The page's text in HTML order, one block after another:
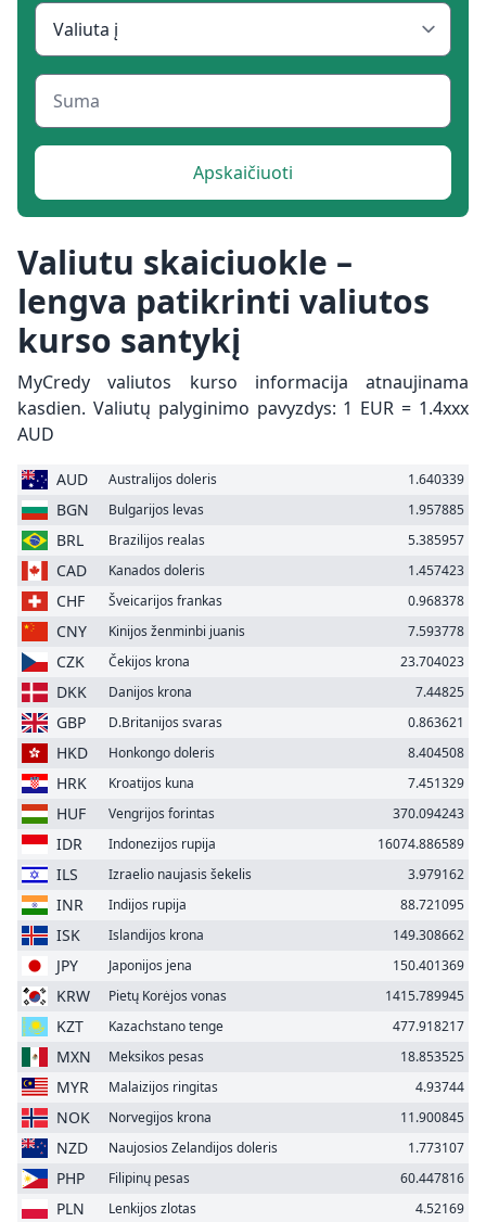
Apskaičiuoti
Valiutu skaiciuokle –
lengva patikrinti valiutos
kurso santykį
MyCredy valiutos kurso informacija atnaujinama
kasdien. Valiutų palyginimo pavyzdys: 1 EUR = 1.4xxx
AUD
AUD Australijos doleris 1.640339
BGN Bulgarijos levas 1.957885
BRL Brazilijos realas 5.385957
CAD Kanados doleris 1.457423
CHF Šveicarijos frankas 0.968378
CNY Kinijos ženminbi juanis 7.593778
CZK Čekijos krona 23.704023
DKK Danijos krona 7.44825
GBP D.Britanijos svaras 0.863621
HKD Honkongo doleris 8.404508
HRK Kroatijos kuna 7.451329
HUF Vengrijos forintas 370.094243
IDR Indonezijos rupija 16074.886589
ILS Izraelio naujasis šekelis 3.979162
INR Indijos rupija 88.721095
ISK Islandijos krona 149.308662
JPY Japonijos jena 150.401369
KRW Pietų Korėjos vonas 1415.789945
KZT Kazachstano tenge 477.918217
MXN Meksikos pesas 18.853525
MYR Malaizijos ringitas 4.93744
NOK Norvegijos krona 11.900845
NZD Naujosios Zelandijos doleris 1.773107
PHP Filipinų pesas 60.447816
PLN Lenkijos zlotas 4.52169